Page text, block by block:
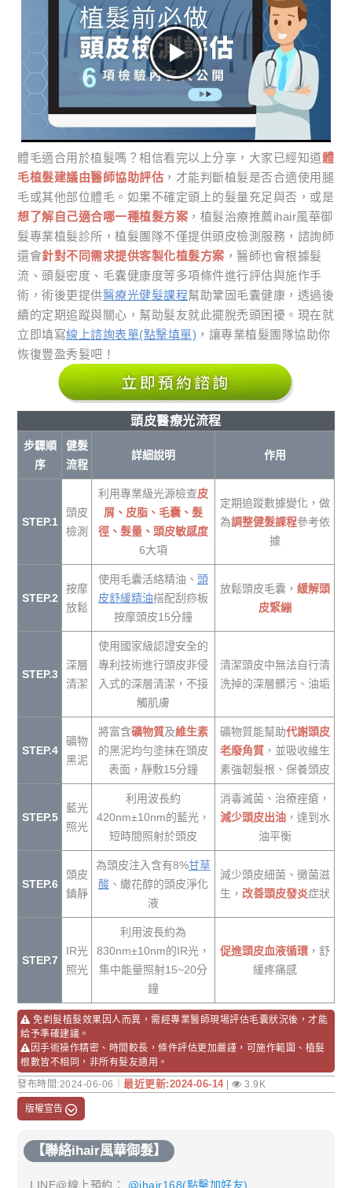
體毛適合用於植髮嗎？相信看完以上分享，大家已經知道體
毛植髮建議由醫師協助評估 ，才能判斷植髮是否合適使用腿
毛或其他部位體毛。如果不確定頭上的髮量充足與否，或是
想了解自己適合哪一種植髮方案 ，植髮治療推薦ihair風華御
髮專業植髮診所，植髮團隊不僅提供頭皮檢測服務，諮詢師
還會針對不同需求提供客製化植髮方案 ，醫師也會根據髮
流、頭髮密度、毛囊健康度等多項條件進行評估與施作手
術，術後更提供醫療光健髮課程幫助鞏固毛囊健康，透過後
續的定期追蹤與關心，幫助髮友就此擺脫禿頭困擾。現在就
立即填寫線上諮詢表單(點擊填單) ，讓專業植髮團隊協助你
恢復豐盈秀髮吧！
頭皮醫療光流程
步驟順
序
健髮
流程
詳細說明 作用
STEP.1
頭皮
檢測
利用專業級光源檢查皮
屑、皮脂、毛囊、髮
徑、髮量、頭皮敏感度
6大項
定期追蹤數據變化，做
為調整健髮課程參考依
據
STEP.2
按摩
放鬆
使用毛囊活絡精油、 頭
皮舒緩精油搭配刮痧板
按摩頭皮15分鐘
放鬆頭皮毛囊， 緩解頭
皮緊繃
STEP.3
深層
清潔
使用國家級認證安全的
專利技術進行頭皮非侵
入式的深層清潔，不接
觸肌膚
清潔頭皮中無法自行清
洗掉的深層髒污、油垢
STEP.4
礦物
黑泥
將富含礦物質及維生素
的黑泥均勻塗抹在頭皮
表面，靜敷15分鐘
礦物質能幫助代謝頭皮
老廢角質，並吸收維生
素強韌髮根、保養頭皮
STEP.5
藍光
照光
利用波長約
420nm±10nm的藍光，
短時間照射於頭皮
消毒滅菌、治療痤瘡，
減少頭皮出油，達到水
油平衡
STEP.6
頭皮
鎮靜
為頭皮注入含有8%甘草
酸 、繖花醇的頭皮淨化
液
減少頭皮細菌、黴菌滋
生， 改善頭皮發炎症狀
STEP.7
IR光
照光
利用波長約為
830nm±10nm的IR光，
集中能量照射15~20分
鐘
促進頭皮血液循環，舒
緩疼痛感
免剃髮植髮效果因人而異，需經專業醫師現場評估毛囊狀況後，才能
給予準確建議。
因手術操作精密、時間較長，條件評估更加嚴謹，可施作範圍、植髮
根數皆不相同，非所有髮友適用。
發布時間:2024-06-06｜ 最近更新:2024-06-14| 3.9K
版權宣告
【聯絡ihair風華御髮】
LINE@線上預約： @ihair168(點擊加好友)